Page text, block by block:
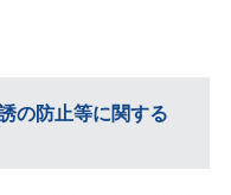
の防止等に関する